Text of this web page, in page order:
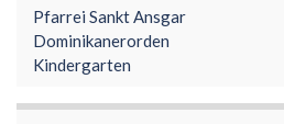
Pfarrei Sankt Ansgar
Dominikanerorden
Kindergarten